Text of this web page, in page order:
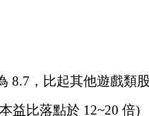
8.7，比起其他遊戲類
益比落點於 12~20 倍)